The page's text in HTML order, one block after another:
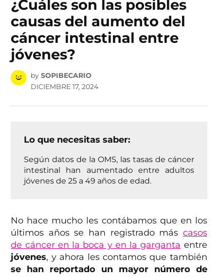
¿Cuáles son las posibles
causas del aumento del
cáncer intestinal entre
jóvenes?
by SOPIBECARIO
DICIEMBRE 17, 2024
Lo que necesitas saber:
Según datos de la OMS, las tasas de cáncer
intestinal han aumentado entre adultos
jóvenes de 25 a 49 años de edad.
No hace mucho les contábamos que en los
últimos años se han registrado más casos
de cáncer en la boca y en la garganta entre
jóvenes, y ahora les contamos que también
se han reportado un mayor número de